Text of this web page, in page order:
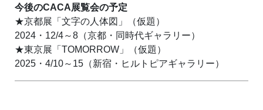
今後のCACA展覧会の予定
★京都展「文字の人体図」（仮題）
2024・12/4～8（京都・同時代ギャラリー）
★東京展「TOMORROW」（仮題）
2025・4/10～15（新宿・ヒルトピアギャラリー）